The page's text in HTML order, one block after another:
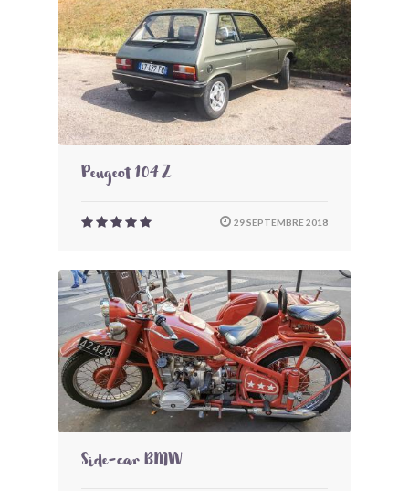
Peugeot 104 Z
29 SEPTEMBRE 2018
Side-car BMW